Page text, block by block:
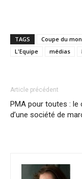
TAGS Coupe du
L'Equipe
médias
Article précédent
PMA pour toutes : le
d’une société de